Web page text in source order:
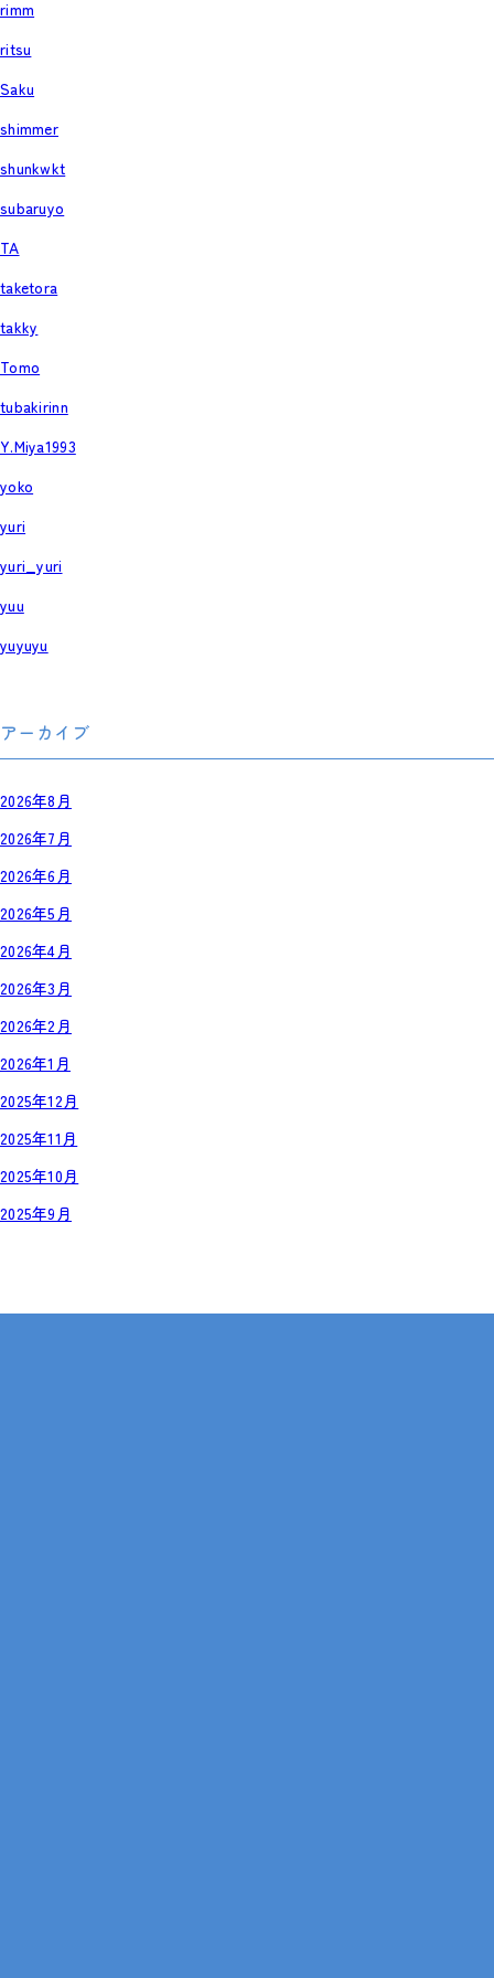
rimm
ritsu
Saku
shimmer
shunkwkt
subaruyo
TA
taketora
takky
Tomo
tubakirinn
Y.Miya1993
yoko
yuri
yuri_yuri
yuu
yuyuyu
アーカイブ
2026年8月
2026年7月
2026年6月
2026年5月
2026年4月
2026年3月
2026年2月
2026年1月
2025年12月
2025年11月
2025年10月
2025年9月